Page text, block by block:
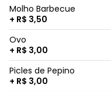
Molho Barbecue
+ R$ 3,50
Ovo
+ R$ 3,00
Picles de Pepino
+ R$ 3,00